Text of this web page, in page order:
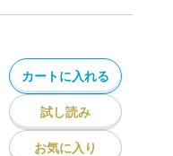
カートに入れる
試し読み
お気に入り